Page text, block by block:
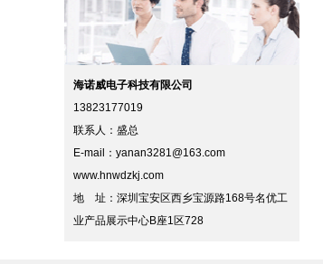
海诺威电子科技有限公司
13823177019
联系人：盛总
E-mail： yanan3281@163.com
www.hnwdzkj.com
地 址：深圳宝安区西乡宝源路168号名优工
业产品展示中心B座1区728